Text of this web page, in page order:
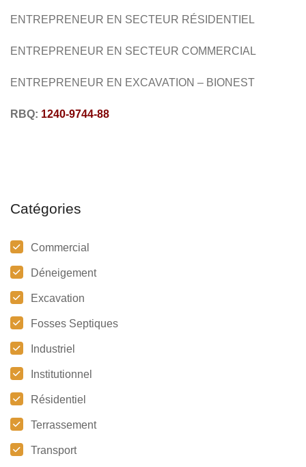
ENTREPRENEUR EN SECTEUR RÉSIDENTIEL
ENTREPRENEUR EN SECTEUR COMMERCIAL
ENTREPRENEUR EN EXCAVATION – BIONEST
RBQ: 1240-9744-88
Catégories
Commercial
Déneigement
Excavation
Fosses Septiques
Industriel
Institutionnel
Résidentiel
Terrassement
Transport